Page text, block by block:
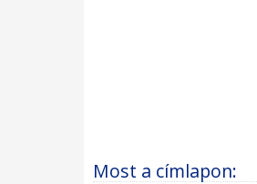
Most a címlapon: